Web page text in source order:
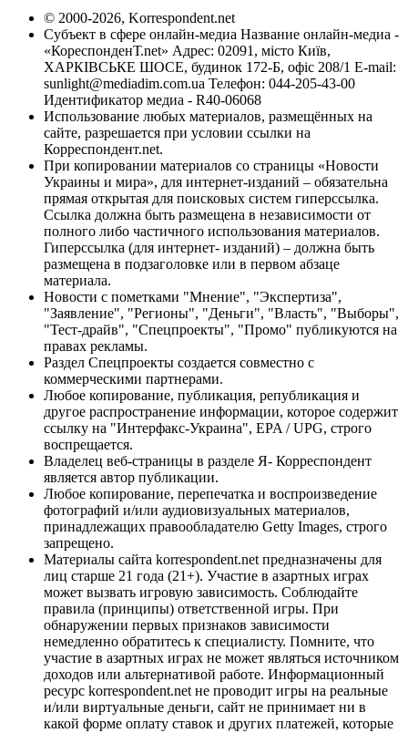
© 2000-2026, Korrespondent.net
Субъект в сфере онлайн-медиа Название онлайн-медиа -
«КореспонденТ.net» Адрес: 02091, місто Київ,
ХАРКІВСЬКЕ ШОСЕ, будинок 172-Б, офіс 208/1 E-mail:
sunlight@mediadim.com.ua Телефон: 044-205-43-00
Идентификатор медиа - R40-06068
Использование любых материалов, размещённых на
сайте, разрешается при условии ссылки на
Корреспондент.net.
При копировании материалов со страницы «Новости
Украины и мира», для интернет-изданий – обязательна
прямая открытая для поисковых систем гиперссылка.
Ссылка должна быть размещена в независимости от
полного либо частичного использования материалов.
Гиперссылка (для интернет- изданий) – должна быть
размещена в подзаголовке или в первом абзаце
материала.
Новости с пометками "Мнение", "Экспертиза",
"Заявление", "Регионы", "Деньги", "Власть", "Выборы",
"Тест-драйв", "Спецпроекты", "Промо" публикуются на
правах рекламы.
Раздел Спецпроекты создается совместно с
коммерческими партнерами.
Любое копирование, публикация, републикация и
другое распространение информации, которое содержит
ссылку на "Интерфакс-Украина", EPA / UPG, строго
воспрещается.
Владелец веб-страницы в разделе Я- Корреспондент
является автор публикации.
Любое копирование, перепечатка и воспроизведение
фотографий и/или аудиовизуальных материалов,
принадлежащих правообладателю Getty Images, строго
запрещено.
Материалы сайта korrespondent.net предназначены для
лиц старше 21 года (21+). Участие в азартных играх
может вызвать игровую зависимость. Соблюдайте
правила (принципы) ответственной игры. При
обнаружении первых признаков зависимости
немедленно обратитесь к специалисту. Помните, что
участие в азартных играх не может являться источником
доходов или альтернативой работе. Информационный
ресурс korrespondent.net не проводит игры на реальные
и/или виртуальные деньги, сайт не принимает ни в
какой форме оплату ставок и других платежей, которые